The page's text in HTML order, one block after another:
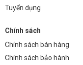
Tuyển dụng
Chính sách
Chính sách bán hàng
Chính sách bảo hành